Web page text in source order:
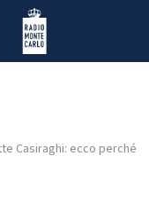
Radio Monte Carlo
Casiraghi: ecco perché